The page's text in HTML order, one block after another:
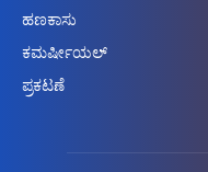
ಹಣಕಾಸು
ಕಮರ್ಷೀಯಲ್
ಪ್ರಕಟಣೆ